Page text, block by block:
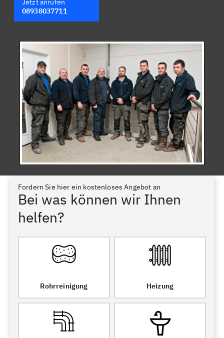
Jetzt anrufen
08938037711
Fordern Sie hier ein kostenloses Angebot an
Bei was können wir Ihnen
helfen?
Rohrreinigung Heizung